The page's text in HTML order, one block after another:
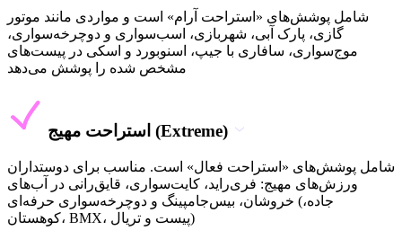
شامل پوشش‌های «استراحت آرام» است و مواردی مانند موتور
گازی، پارک آبی، شهربازی، اسب‌سواری و دوچرخه‌سواری،
موج‌سواری، سافاری با جیپ، اسنوبورد و اسکی در پیست‌های
مشخص شده را پوشش می‌دهد
استراحت مهیج (Extreme)
شامل پوشش‌های «استراحت فعال» است. مناسب برای دوستداران
ورزش‌های مهیج: فری‌راید، کایت‌سواری، قایق‌رانی در آب‌های
خروشان، بیس‌جامپینگ و دوچرخه‌سواری حرفه‌ای (جاده،
کوهستان، BMX، پیست و تریال)